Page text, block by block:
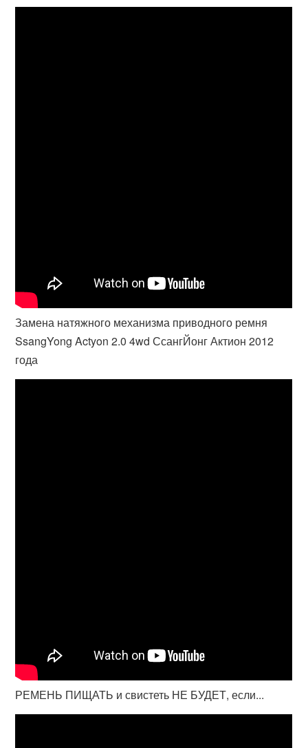
Замена натяжного механизма приводного ремня
SsangYong Actyon 2.0 4wd СсангЙонг Актион 2012
года
РЕМЕНЬ ПИЩАТЬ и свистеть НЕ БУДЕТ, если...